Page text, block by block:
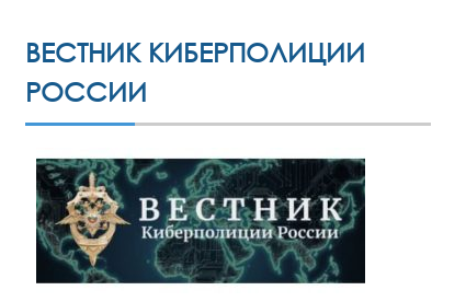
ВЕСТНИК КИБЕРПОЛИЦИИ
РОССИИ